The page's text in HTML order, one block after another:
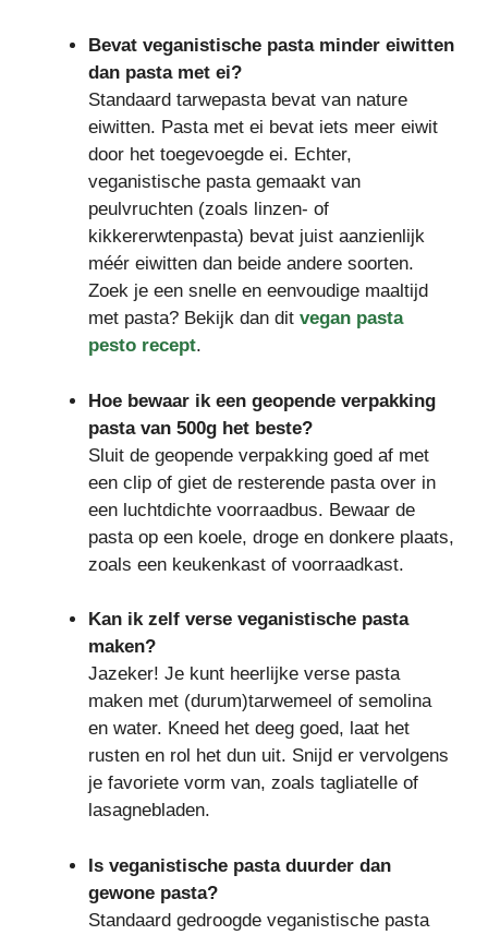
Bevat veganistische pasta minder eiwitten
dan pasta met ei?
Standaard tarwepasta bevat van nature
eiwitten. Pasta met ei bevat iets meer eiwit
door het toegevoegde ei. Echter,
veganistische pasta gemaakt van
peulvruchten (zoals linzen- of
kikkererwtenpasta) bevat juist aanzienlijk
méér eiwitten dan beide andere soorten.
Zoek je een snelle en eenvoudige maaltijd
met pasta? Bekijk dan dit vegan pasta
pesto recept.
Hoe bewaar ik een geopende verpakking
pasta van 500g het beste?
Sluit de geopende verpakking goed af met
een clip of giet de resterende pasta over in
een luchtdichte voorraadbus. Bewaar de
pasta op een koele, droge en donkere plaats,
zoals een keukenkast of voorraadkast.
Kan ik zelf verse veganistische pasta
maken?
Jazeker! Je kunt heerlijke verse pasta
maken met (durum)tarwemeel of semolina
en water. Kneed het deeg goed, laat het
rusten en rol het dun uit. Snijd er vervolgens
je favoriete vorm van, zoals tagliatelle of
lasagnebladen.
Is veganistische pasta duurder dan
gewone pasta?
Standaard gedroogde veganistische pasta